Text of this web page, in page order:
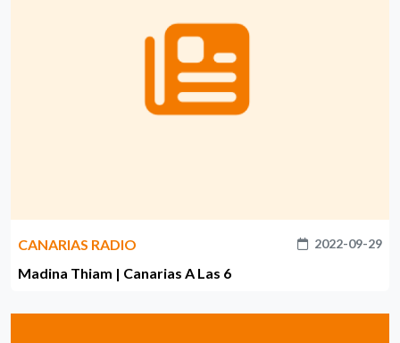
CANARIAS RADIO 2022-09-29
Madina Thiam | Canarias A Las 6